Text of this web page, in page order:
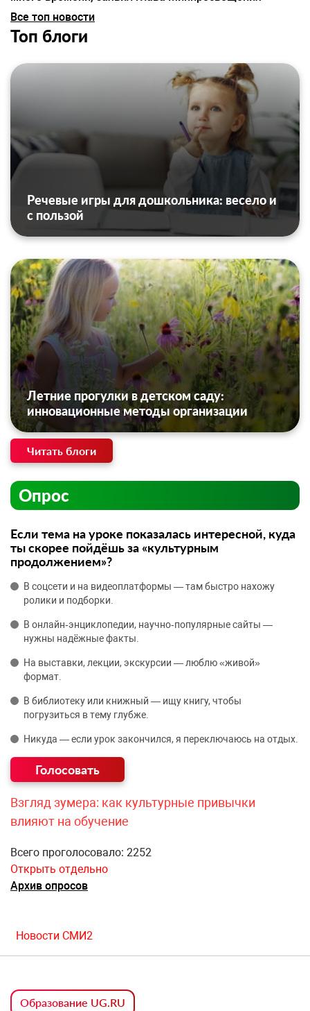
Все топ новости
Топ блоги
Речевые игры для дошкольника: весело и
с пользой
Летние прогулки в детском саду:
инновационные методы организации
Читать блоги
Опрос
Если тема на уроке показалась интересной, куда
ты скорее пойдёшь за «культурным
продолжением»?
В соцсети и на видеоплатформы — там быстро нахожу
ролики и подборки.
В онлайн‑энциклопедии, научно‑популярные сайты —
нужны надёжные факты.
На выставки, лекции, экскурсии — люблю «живой»
формат.
В библиотеку или книжный — ищу книгу, чтобы
погрузиться в тему глубже.
Никуда — если урок закончился, я переключаюсь на отдых.
Взгляд зумера: как культурные привычки
влияют на обучение
Всего проголосовало: 2252
Открыть отдельно
Архив опросов
Новости СМИ2
Образование UG.RU